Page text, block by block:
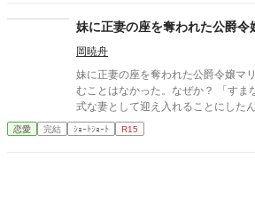
妹に正妻の座を奪われた公爵令
岡暁舟
妹に正妻の座を奪われた公爵令嬢マ
むことはなかった。なぜか？ 「すま
式な妻として迎え入れることにした
何も気にしませんから……」 マリア
だが当然、不気味な未来の陰が少し
恋愛 完結 ｼｮｰﾄｼｮｰﾄ R15